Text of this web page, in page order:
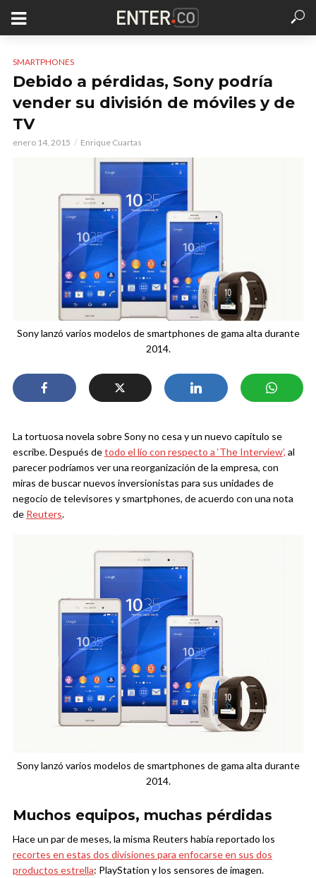
SMARTPHONES
Debido a pérdidas, Sony podría
vender su división de móviles y de
TV
enero 14, 2015 Enrique Cuartas
Sony lanzó varios modelos de smartphones de gama alta durante
2014.
La tortuosa novela sobre Sony no cesa y un nuevo capítulo se
escribe. Después detodo el lío con respecto a ‘The Interview’, al
parecer podríamos ver una reorganización de la empresa, con
miras de buscar nuevos inversionistas para sus unidades de
negocio de televisores y smartphones, de acuerdo con una nota
de Reuters.
Sony lanzó varios modelos de smartphones de gama alta durante
2014.
Muchos equipos, muchas pérdidas
Hace un par de meses, la misma Reuters había reportado los
recortes en estas dos divisiones para enfocarse en sus dos
productos estrella: PlayStation y los sensores de imagen.